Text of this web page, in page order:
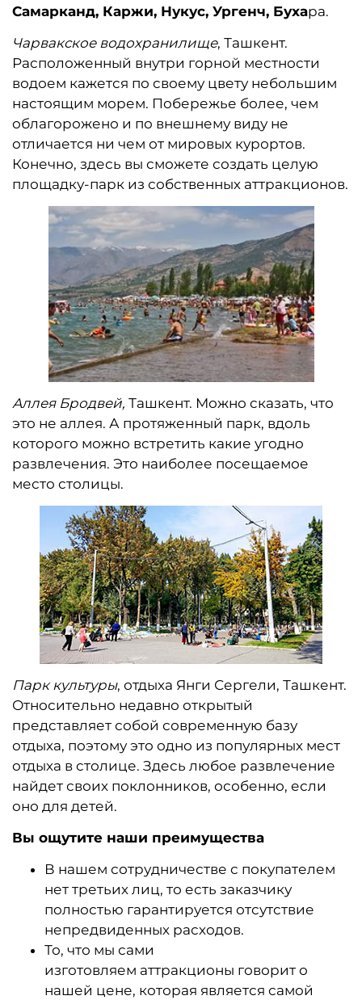
Самарканд, Каржи, Нукус, Ургенч, Бухара.
Чарвакское водохранилище, Ташкент.
Расположенный внутри горной местности
водоем кажется по своему цвету небольшим
настоящим морем. Побережье более, чем
облагорожено и по внешнему виду не
отличается ни чем от мировых курортов.
Конечно, здесь вы сможете создать целую
площадку-парк из собственных аттракционов.
Аллея Бродвей, Ташкент. Можно сказать, что
это не аллея. А протяженный парк, вдоль
которого можно встретить какие угодно
развлечения. Это наиболее посещаемое
место столицы.
Парк культуры, отдыха Янги Сергели, Ташкент.
Относительно недавно открытый
представляет собой современную базу
отдыха, поэтому это одно из популярных мест
отдыха в столице. Здесь любое развлечение
найдет своих поклонников, особенно, если
оно для детей.
Вы ощутите наши преимущества
В нашем сотрудничестве с покупателем
нет третьих лиц, то есть заказчику
полностью гарантируется отсутствие
непредвиденных расходов.
То, что мы сами
изготовляем аттракционы говорит о
нашей цене, которая является самой